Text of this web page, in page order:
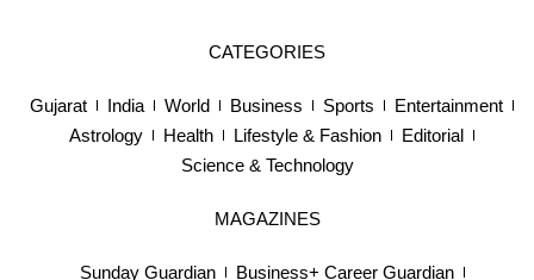
CATEGORIES
Gujarat India World Business Sports
Entertainment
Astrology
Health Lifestyle & Fashion
Editorial
Science & Technology
MAGAZINES
Sunday Guardian Business+ Career Guardian